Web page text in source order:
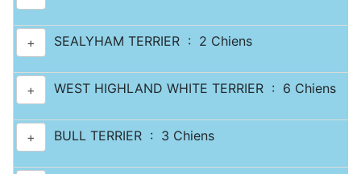
+ SEALYHAM TERRIER : 2 Chiens
+ WEST HIGHLAND WHITE TERRIER : 6 Chiens
+ BULL TERRIER : 3 Chiens